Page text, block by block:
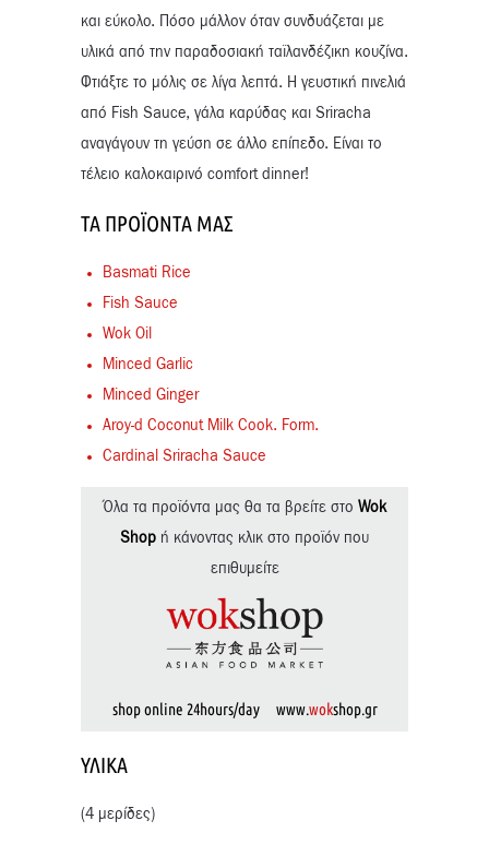
και εύκολο. Πόσο μάλλον όταν συνδυάζεται με
υλικά από την παραδοσιακή ταϊλανδέζικη κουζίνα.
Φτιάξτε το μόλις σε λίγα λεπτά. Η γευστική πινελιά
από Fish Sauce, γάλα καρύδας και Sriracha
αναγάγουν τη γεύση σε άλλο επίπεδο. Είναι το
τέλειο καλοκαιρινό comfort dinner!
ΤΑ ΠΡΟΪΌΝΤΑ ΜΑΣ
Basmati Rice
Fish Sauce
Wok Oil
Minced Garlic
Minced Ginger
Aroy-d Coconut Milk Cook. Form.
Cardinal Sriracha Sauce
Όλα τα προϊόντα μας θα τα βρείτε στο Wok
Shop ή κάνοντας κλικ στο προϊόν που
επιθυμείτε
shop online 24hours/day www.wokshop.gr
ΥΛΙΚΆ
(4 μερίδες)